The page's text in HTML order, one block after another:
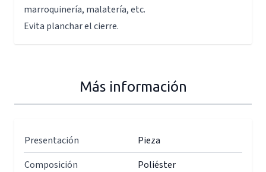
marroquinería, malatería, etc.
Evita planchar el cierre.
Más información
Presentación
Pieza
Composición
Poliéster